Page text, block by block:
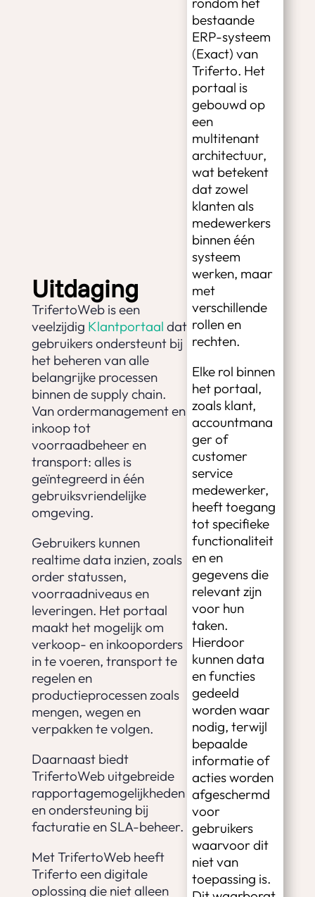
Uitdaging
TrifertoWeb is een
veelzijdig Klantportaal dat
gebruikers ondersteunt bij
het beheren van alle
belangrijke processen
binnen de supply chain.
Van ordermanagement en
inkoop tot
voorraadbeheer en
transport: alles is
geïntegreerd in één
gebruiksvriendelijke
omgeving.
Gebruikers kunnen
realtime data inzien, zoals
order statussen,
voorraadniveaus en
leveringen. Het portaal
maakt het mogelijk om
verkoop- en inkooporders
in te voeren, transport te
regelen en
productieprocessen zoals
mengen, wegen en
verpakken te volgen.
Daarnaast biedt
TrifertoWeb uitgebreide
rapportagemogelijkheden
en ondersteuning bij
facturatie en SLA-beheer.
Met TrifertoWeb heeft
Triferto een digitale
oplossing die niet alleen
bestaande
ERP-systeem
(Exact) van
Triferto. Het
portaal is
gebouwd op
een
multitenant
architectuur,
wat betekent
dat zowel
klanten als
medewerkers
binnen één
systeem
werken, maar
met
verschillende
rollen en
rechten.
Elke rol binnen
het portaal,
zoals klant,
accountmana
ger of
customer
service
medewerker,
heeft toegang
tot specifieke
functionaliteit
en en
gegevens die
relevant zijn
voor hun
taken.
Hierdoor
kunnen data
en functies
gedeeld
worden waar
nodig, terwijl
bepaalde
informatie of
acties worden
afgeschermd
voor
gebruikers
waarvoor dit
niet van
toepassing is.